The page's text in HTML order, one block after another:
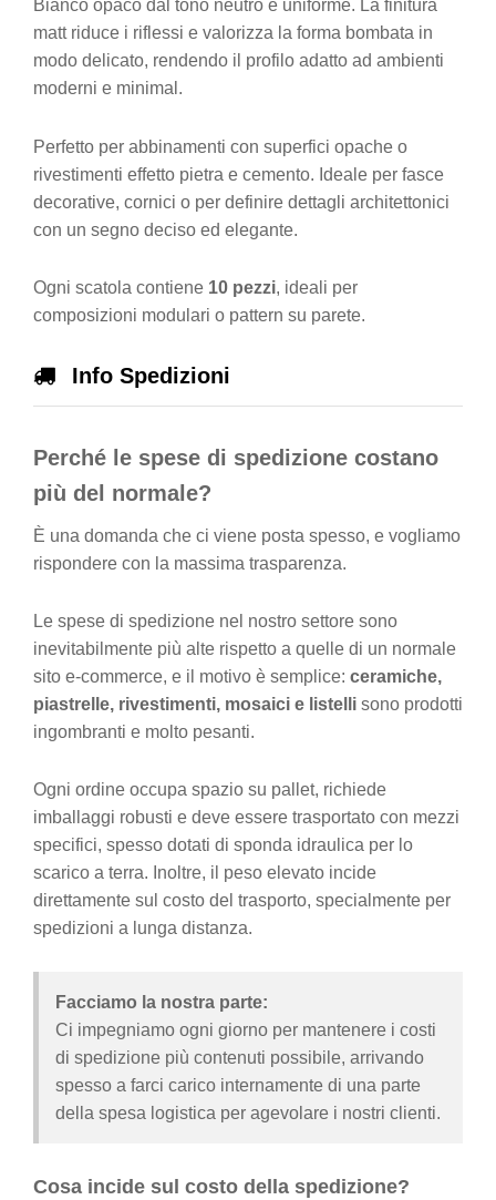
Bianco opaco dal tono neutro e uniforme. La finitura
matt riduce i riflessi e valorizza la forma bombata in
modo delicato, rendendo il profilo adatto ad ambienti
moderni e minimal.
Perfetto per abbinamenti con superfici opache o
rivestimenti effetto pietra e cemento. Ideale per fasce
decorative, cornici o per definire dettagli architettonici
con un segno deciso ed elegante.
Ogni scatola contiene 10 pezzi, ideali per
composizioni modulari o pattern su parete.
Info Spedizioni
Perché le spese di spedizione costano
più del normale?
È una domanda che ci viene posta spesso, e vogliamo
rispondere con la massima trasparenza.
Le spese di spedizione nel nostro settore sono
inevitabilmente più alte rispetto a quelle di un normale
sito e-commerce, e il motivo è semplice: ceramiche,
piastrelle, rivestimenti, mosaici e listelli sono prodotti
ingombranti e molto pesanti.
Ogni ordine occupa spazio su pallet, richiede
imballaggi robusti e deve essere trasportato con mezzi
specifici, spesso dotati di sponda idraulica per lo
scarico a terra. Inoltre, il peso elevato incide
direttamente sul costo del trasporto, specialmente per
spedizioni a lunga distanza.
Facciamo la nostra parte:
Ci impegniamo ogni giorno per mantenere i costi
di spedizione più contenuti possibile, arrivando
spesso a farci carico internamente di una parte
della spesa logistica per agevolare i nostri clienti.
Cosa incide sul costo della spedizione?